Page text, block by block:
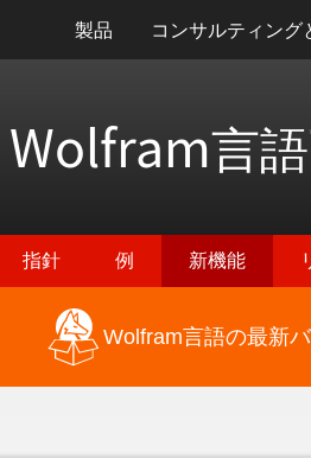
製品 コンサルティング
Wolfram言語
指針 例 新機能
Wolfram言語の最新